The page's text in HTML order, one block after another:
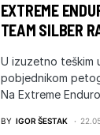
EXTREME
TEAM SILBER
U izuzetno teškim
pobjednikom
Na Extreme
BY IGOR ŠESTAK